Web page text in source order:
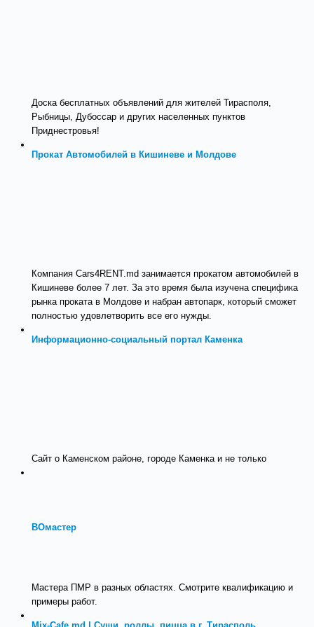
Доска бесплатных объявлений для жителей Тирасполя,
Рыбницы, Дубоссар и других населенных пунктов
Приднестровья!
Прокат Автомобилей в Кишиневе и Молдове
Компания Cars4RENT.md занимается прокатом автомобилей в
Кишиневе более 7 лет. За это время была изучена специфика
рынка проката в Молдове и набран автопарк, который сможет
полностью удовлетворить все его нужды.
Информационно-социальный портал Каменка
Сайт о Каменском районе, городе Каменка и не только
ВОмастер
Мастера ПМР в разных областях. Смотрите квалификацию и
примеры работ.